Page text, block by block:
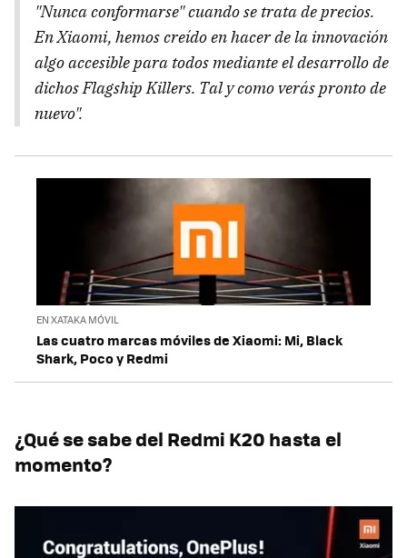
"Nunca conformarse" cuando se trata de precios.
En Xiaomi, hemos creído en hacer de la innovación
algo accesible para todos mediante el desarrollo de
dichos Flagship Killers. Tal y como verás pronto de
nuevo".
EN XATAKA MÓVIL
Las cuatro marcas móviles de Xiaomi: Mi, Black
Shark, Poco y Redmi
¿Qué se sabe del Redmi K20 hasta el
momento?